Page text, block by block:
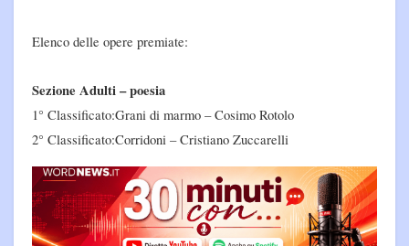
Elenco delle opere premiate:
Sezione Adulti – poesia
1° Classificato:Grani di marmo – Cosimo Rotolo
2° Classificato:Corridoni – Cristiano Zuccarelli